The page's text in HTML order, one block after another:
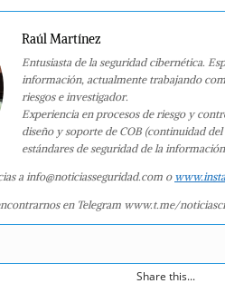
Raúl Martínez
Entusiasta de la seguridad cibernética.
información, actualmente trabajando
riesgos e investigador.
Experiencia en procesos de riesgo y
diseño y soporte de COB (continuidad
estándares de seguridad de la
a info@noticiasseguridad.com o
en Telegram www.t.me/
Share this...